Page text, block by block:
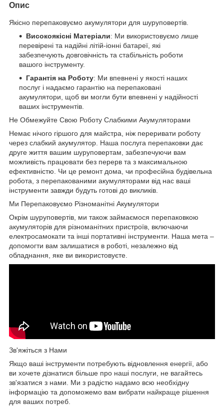
Опис
Якісно перепаковуємо акумулятори для шуруповертів.
Високоякісні Матеріали: Ми використовуємо лише
перевірені та надійні літій-іонні батареї, які
забезпечують довговічність та стабільність роботи
вашого інструменту.
Гарантія на Роботу: Ми впевнені у якості наших
послуг і надаємо гарантію на перепаковані
акумулятори, щоб ви могли бути впевнені у надійності
ваших інструментів.
Не Обмежуйте Свою Роботу Слабкими Акумуляторами
Немає нічого гіршого для майстра, ніж переривати роботу
через слабкий акумулятор. Наша послуга перепаковки дає
друге життя вашим шуруповертам, забезпечуючи вам
можливість працювати без перерв та з максимальною
ефективністю. Чи це ремонт дома, чи професійна будівельна
робота, з перепакованими акумуляторами від нас ваші
інструменти завжди будуть готові до викликів.
Ми Перепаковуємо Різноманітні Акумулятори
Окрім шуруповертів, ми також займаємося перепаковкою
акумуляторів для різноманітних пристроїв, включаючи
електросамокати та інші портативні інструменти. Наша мета –
допомогти вам залишатися в роботі, незалежно від
обладнання, яке ви використовуєте.
Зв'яжіться з Нами
Якщо ваші інструменти потребують відновлення енергії, або
ви хочете дізнатися більше про наші послуги, не вагайтесь
зв'язатися з нами. Ми з радістю надамо всю необхідну
інформацію та допоможемо вам вибрати найкраще рішення
для ваших потреб.